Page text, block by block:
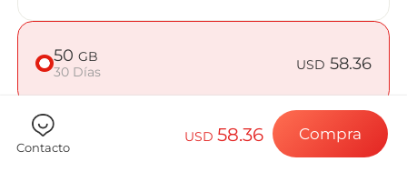
Disfrute de su
Conexión a
50 GB
30 Días
USD 58.36
Contacto
USD58.36 Compra